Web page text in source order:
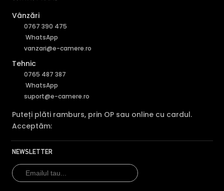
Vânzări
0767 390 475
WhatsApp
vanzari@e-camere.ro
Tehnic
0765 487 387
WhatsApp
suport@e-camere.ro
Puteți plăti ramburs, prin OP sau online cu cardul.
Acceptăm:
NEWSLETTER